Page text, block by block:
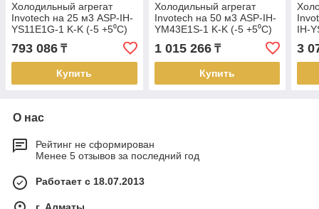
Холодильный агрегат
Invotech на 25 м3 ASP-IH-
YS11E1G-1 K-K (-5 +5⁰С)
793 086 ₸
Купить
Холодильный агрегат
Invotech на 50 м3 ASP-IH-
YM43E1S-1 K-K (-5 +5⁰С)
1 015 266₸
Купить
IH-
3
О нас
Рейтинг не сформирован
Менее 5 отзывов за последний год
Работает с 18.07.2013